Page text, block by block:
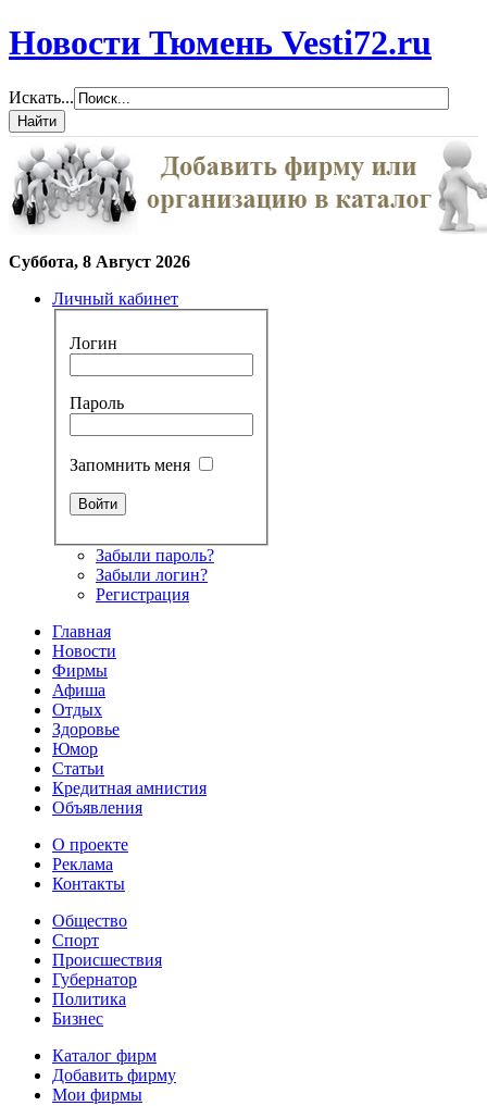
Новости Тюмень Vesti72.ru
Искать...
Суббота, 8 Август 2026
Личный кабинет
Логин
Пароль
Запомнить меня
Забыли пароль?
Забыли логин?
Регистрация
Главная
Новости
Фирмы
Афиша
Отдых
Здоровье
Юмор
Статьи
Кредитная амнистия
Объявления
О проекте
Реклама
Контакты
Общество
Спорт
Происшествия
Губернатор
Политика
Бизнес
Каталог фирм
Добавить фирму
Мои фирмы